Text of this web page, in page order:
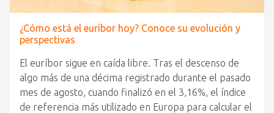
¿Cómo está el euríbor hoy? Conoce su evolución y
perspectivas
El euríbor sigue en caída libre. Tras el descenso de
algo más de una décima registrado durante el pasado
mes de agosto, cuando finalizó en el 3,16%, el índice
de referencia más utilizado en Europa para calcular el